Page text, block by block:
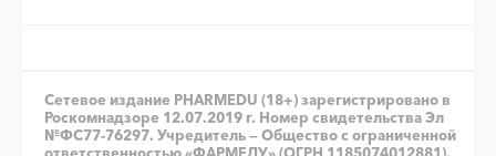
Сетевое издание PHARMEDU (18+) зарегистрировано в
Роскомнадзоре 12.07.2019 г. Номер свидетельства Эл
№ФС77-76297. Учредитель — Общество с ограниченной